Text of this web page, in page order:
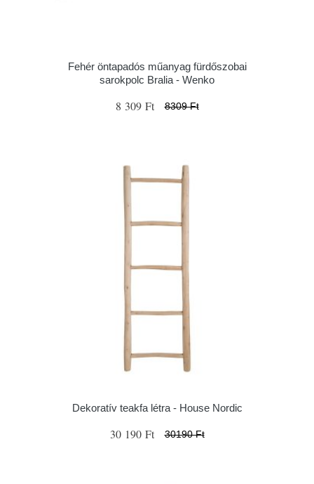
Fehér öntapadós műanyag fürdőszobai
sarokpolc Bralia - Wenko
8 309 Ft 8309 Ft
Dekoratív teakfa létra - House Nordic
30 190 Ft 30190 Ft